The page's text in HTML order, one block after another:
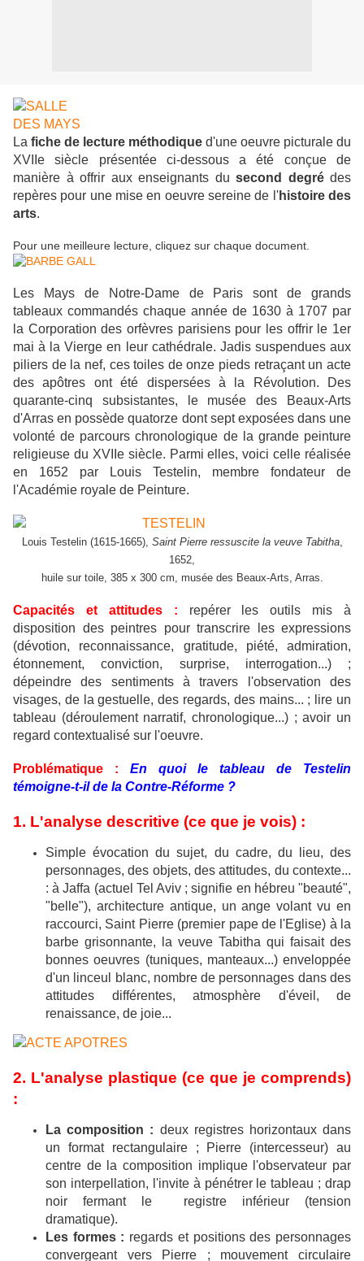
La fiche de lecture méthodique d'une oeuvre picturale du
XVIIe siècle présentée ci-dessous a été conçue de
manière à offrir aux enseignants du second degrédes
repères pour une mise en oeuvre sereine de l'histoire des
arts.
Pour une meilleure lecture, cliquez sur chaque document.
Les Mays de Notre-Dame de Paris sont de grands
tableaux commandés chaque année de 1630 à 1707 par
la Corporation des orfèvres parisiens pour les offrir le 1er
mai à la Vierge en leur cathédrale. Jadis suspendues aux
piliers de la nef, ces toiles de onze pieds retraçant un acte
des apôtres ont été dispersées à la Révolution. Des
quarante-cinq subsistantes, le musée des Beaux-Arts
d'Arras en possède quatorze dont sept exposées dans une
volonté de parcours chronologique de la grande peinture
religieuse du XVIIe siècle. Parmi elles, voici celle réalisée
en 1652 par Louis Testelin, membre fondateur de
l'Académie royale de Peinture.
Louis Testelin (1615-1665), Saint Pierre ressuscite la veuve Tabitha,
1652,
huile sur toile, 385 x 300 cm, musée des Beaux-Arts, Arras.
Capacités et attitudes : repérer les outils mis à
disposition des peintres pour transcrire les expressions
(dévotion, reconnaissance, gratitude, piété, admiration,
étonnement, conviction, surprise, interrogation...) ;
dépeindre des sentiments à travers l'observation des
visages, de la gestuelle, des regards, des mains... ; lire un
tableau (déroulement narratif, chronologique...) ; avoir un
regard contextualisé sur l'oeuvre.
Problématique :
En quoi le tableau de Testelin
témoigne-t-il de la Contre-Réforme ?
1. L'analyse descritive (ce que je vois) :
Simple évocation du sujet, du cadre, du lieu, des
personnages, des objets, des attitudes, du contexte...
: à Jaffa (actuel Tel Aviv ; signifie en hébreu "beauté",
"belle"), architecture antique, un ange volant vu en
raccourci, Saint Pierre (premier pape de l'Eglise) à la
barbe grisonnante, la veuve Tabitha qui faisait des
bonnes oeuvres (tuniques, manteaux...) enveloppée
d'un linceul blanc, nombre de personnages dans des
attitudes différentes, atmosphère d'éveil, de
renaissance, de joie...
2. L'analyse plastique (ce que je comprends)
:
La composition : deux registres horizontaux dans
un format rectangulaire ; Pierre (intercesseur) au
centre de la composition implique l'observateur par
son interpellation, l'invite à pénétrer le tableau ; drap
noir fermant le registre inférieur (tension
dramatique).
Les formes : regards et positions des personnages
convergeant vers Pierre ; mouvement circulaire